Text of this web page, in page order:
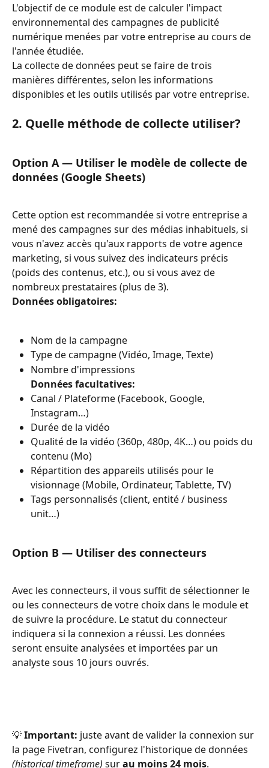
L'objectif de ce module est de calculer l'impact
environnemental des campagnes de publicité
numérique menées par votre entreprise au cours de
l'année étudiée.
La collecte de données peut se faire de trois
manières différentes, selon les informations
disponibles et les outils utilisés par votre entreprise.
2. Quelle méthode de collecte utiliser?
Option A — Utiliser le modèle de collecte de
données (Google Sheets)
Cette option est recommandée si votre entreprise a
mené des campagnes sur des médias inhabituels, si
vous n'avez accès qu'aux rapports de votre agence
marketing, si vous suivez des indicateurs précis
(poids des contenus, etc.), ou si vous avez de
nombreux prestataires (plus de 3).
Données obligatoires:
Nom de la campagne
Type de campagne (Vidéo, Image, Texte)
Nombre d'impressions
Données facultatives:
Canal / Plateforme (Facebook, Google,
Instagram…)
Durée de la vidéo
Qualité de la vidéo (360p, 480p, 4K…) ou poids du
contenu (Mo)
Répartition des appareils utilisés pour le
visionnage (Mobile, Ordinateur, Tablette, TV)
Tags personnalisés (client, entité / business
unit…)
Option B — Utiliser des connecteurs
Avec les connecteurs, il vous suffit de sélectionner le
ou les connecteurs de votre choix dans le module et
de suivre la procédure. Le statut du connecteur
indiquera si la connexion a réussi. Les données
seront ensuite analysées et importées par un
analyste sous 10 jours ouvrés.
💡 Important: juste avant de valider la connexion sur
la page Fivetran, configurez l'historique de données
(historical timeframe) sur au moins 24 mois.